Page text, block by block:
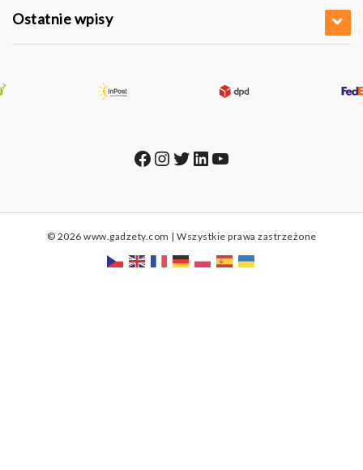
Ostatnie wpisy
Facebook
Instagram
Twitter
LinkedIn
YouTube
© 2026 www.gadzety.com | Wszystkie prawa zastrzeżone